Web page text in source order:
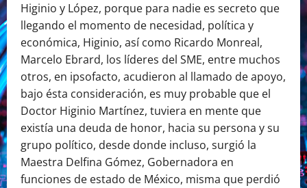
Higinio y López, porque para nadie es secreto que
llegando el momento de necesidad, política y
económica, Higinio, así como Ricardo Monreal,
Marcelo Ebrard, los líderes del SME, entre muchos
otros, en ipsofacto, acudieron al llamado de apoyo,
bajo ésta consideración, es muy probable que el
Doctor Higinio Martínez, tuviera en mente que
existía una deuda de honor, hacia su persona y su
grupo político, desde donde incluso, surgió la
Maestra Delfina Gómez, Gobernadora en
funciones de estado de México, misma que perdió